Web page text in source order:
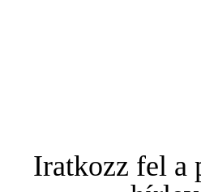
Iratkozz fel a